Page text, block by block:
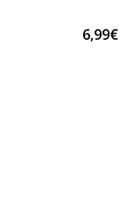
6,99€